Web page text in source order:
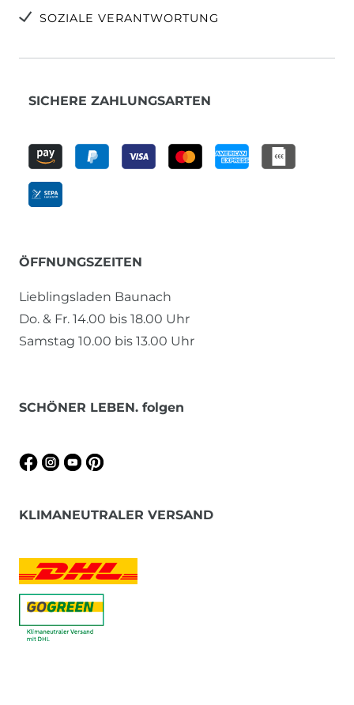
SOZIALE VERANTWORTUNG
SICHERE ZAHLUNGSARTEN
ÖFFNUNGSZEITEN
Lieblingsladen Baunach
Do. & Fr. 14.00 bis 18.00 Uhr
Samstag 10.00 bis 13.00 Uhr
SCHÖNER LEBEN. folgen
KLIMANEUTRALER VERSAND